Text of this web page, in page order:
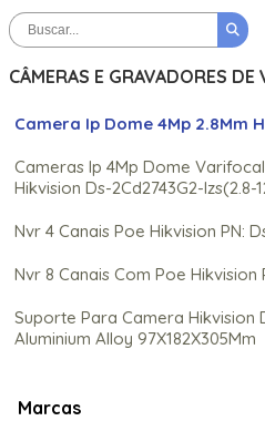
CÂMERAS E GRAVADORES DE
Camera Ip Dome 4Mp 2.8Mm
Cameras Ip 4Mp Dome
Hikvision Ds-2Cd2743G2-Izs(2.8-
Nvr 4 Canais Poe Hikvision PN:
Nvr 8 Canais Com Poe Hikvision
Suporte Para Camera Hikvision
Aluminium Alloy 97X182X305Mm
Marcas